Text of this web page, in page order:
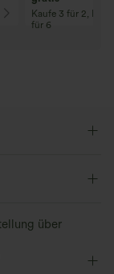
Kaufe 3 für 2,
für 6
über